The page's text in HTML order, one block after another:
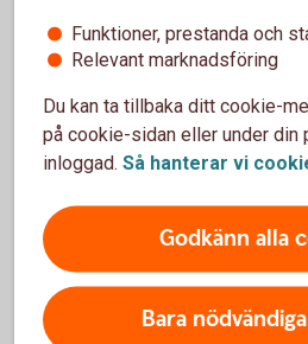
banken.
Kontor ochKundcenter
Våra kontor
Borås
Funktioner, prestanda och
Relevant marknadsföring
Du kan ta tillbaka ditt cookie-
på cookie-sidan eller under din
inloggad. Så hanterar vi
Godkänn alla
Bara